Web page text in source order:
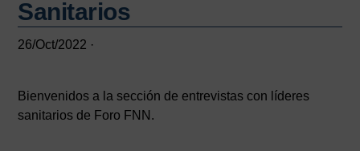
Sanitarios
26/Oct/2022 ·
Bienvenidos a la sección de entrevistas con líderes
sanitarios de Foro FNN.